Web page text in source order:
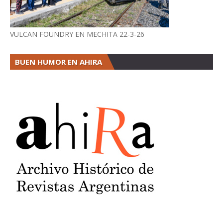
VULCAN FOUNDRY EN MECHITA 22-3-26
BUEN HUMOR EN AHIRA